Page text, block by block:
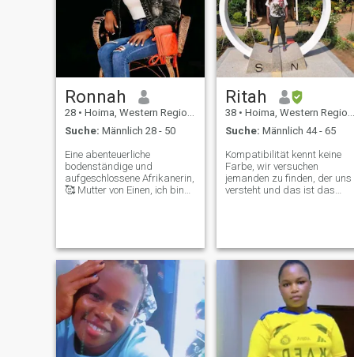
Ronnah
28 • Hoima, Western Region, Uganda
Suche: Männlich 28 - 50
Eine abenteuerliche
bodenständige und
aufgeschlossene Afrikanerin,
🥰 Mutter von Einen, ich bin
bleiben und faul mit meinem
Mann zu sein, gibt mi
Frieden 🥰🥰 Ich liebe
Aufmerksamkeit und
schätze Kommunikation so
sehr, ich bin von Natur aus
unterwürfig, weil ich so als
Afrikanerin aufgewachsen
bin 😍😊Liebe und
Ritah
38 • Hoima, Western Region, Uganda
Suche: Männlich 44 - 65
Kompatibilität kennt keine
Farbe, wir versuchen
jemanden zu finden, der uns
versteht und das ist das
Manchmal ignorieren wir
Diamanten direkt in unseren
Augen, nur weil er nicht
glitzernd ist und ich könnte
dieser Diamant sein. Suchen
Sie nach dem fehlenden
Puzzleteil? Dann bin ich nur
einen Text entfernt und ein
"für immer danach" beginnt.